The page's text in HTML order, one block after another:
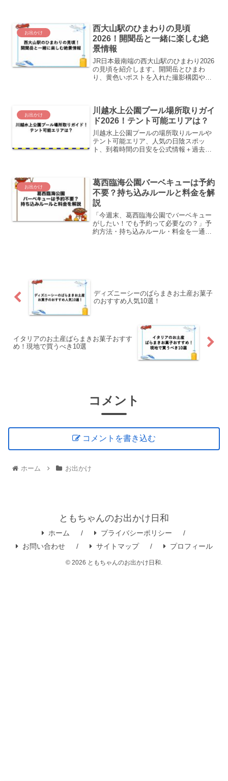
お出かけ
西大山駅のひまわりの見頃
2026！開聞岳と一緒に楽しむ絶
景情報
JR日本最南端の西大山駅のひまわり2026
の見頃を紹介します。開聞岳とひまわ
り、黄色いポストを入れた撮影構図や晴
お出かけ
川越水上公園プール場所取りガイ
ド2026！テント可能エリアは？
川越水上公園プールの場所取りルールや
テント可能エリア、人気の日陰スポッ
ト、到着時間の目安を公式情報＋過去傾
お出かけ
葛西臨海公園バーベキューは予約
不要？持ち込みルールと料金を解
説
「今週末、葛西臨海公園でバーベキュー
がしたい！でも予約って必要なの？」予
約方法・持ち込みルール・料金を一通り
ディズニーシーのばらまきお土産お菓子
のおすすめ人気10選！
イタリアのお土産ばらまきお菓子おすす
め！現地で買うべき10選
コメント
コメントを書き込む
ホーム お出かけ
ともちゃんのお出かけ日和
ホーム
プライバシーポリシー
お問い合わせ
サイトマップ プロフィール
© 2026 ともちゃんのお出かけ日和.